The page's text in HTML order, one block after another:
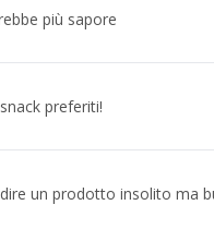
più sapore
preferiti!
un prodotto insolito ma